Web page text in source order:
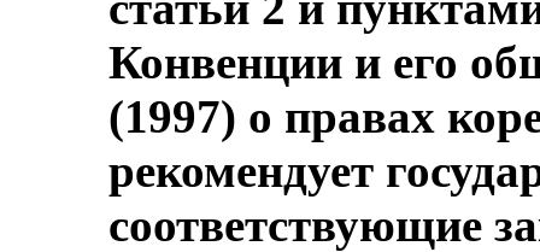
Конвенции и его
(1997) о правах
рекомендует
соответствующие